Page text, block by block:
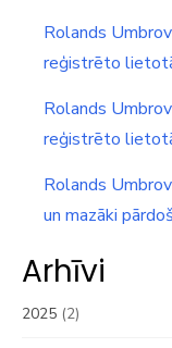
Rolands
reģistrēto
Rolands
reģistrēto
Rolands
un mazāki
Arhīvi
2025 (2)